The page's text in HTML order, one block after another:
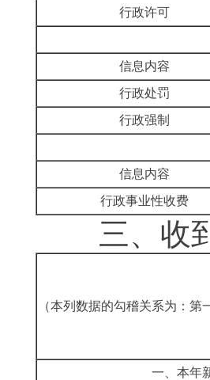
行政许可
信息内容
行政处罚
行政强制
信息内容
行政事业性收费
三、收到
（本列数据的勾稽关系为：
一、本年